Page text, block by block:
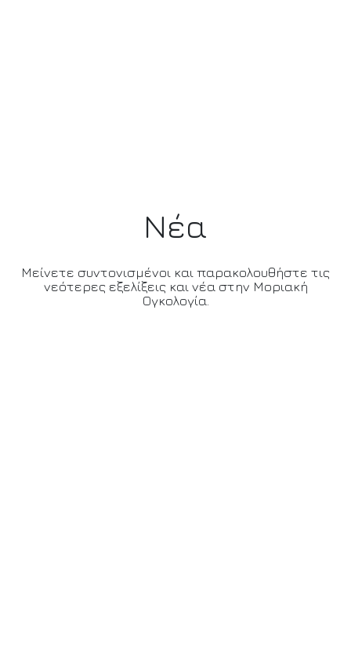
Νέα
Μείνετε συντονισμένοι και παρακολουθήστε τις
νεότερες εξελίξεις και νέα στην Μοριακή
Ογκολογία.